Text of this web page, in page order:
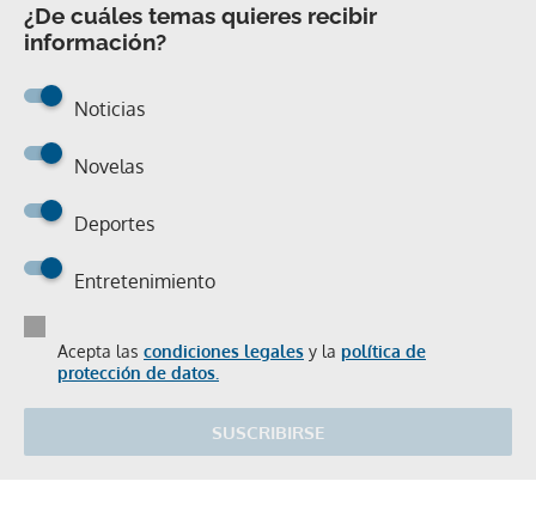
¿De cuáles temas quieres recibir
información?
Noticias
Novelas
Deportes
Entretenimiento
Acepta las condiciones legales y la política de
protección de datos.
SUSCRIBIRSE